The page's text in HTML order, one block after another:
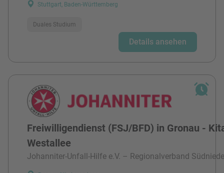
Stuttgart, Baden-Württemberg
Duales Studium
Details ansehen
Freiwilligendienst (FSJ/BFD) in Gronau -
Westallee
Johanniter-Unfall-Hilfe e.V. – Regionalverband